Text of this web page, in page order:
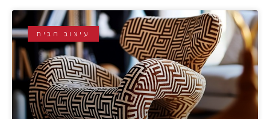
עיצוב הבית